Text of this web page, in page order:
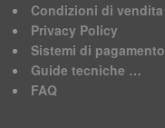
Condizioni di vendita
Privacy Policy
Sistemi di pagamento
Guide tecniche …
FAQ